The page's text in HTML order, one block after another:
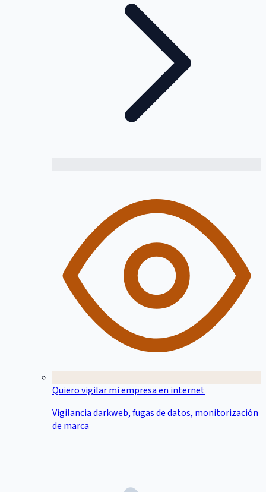
Quiero vigilar mi empresa en internet
Vigilancia darkweb, fugas de datos, monitorización
de marca